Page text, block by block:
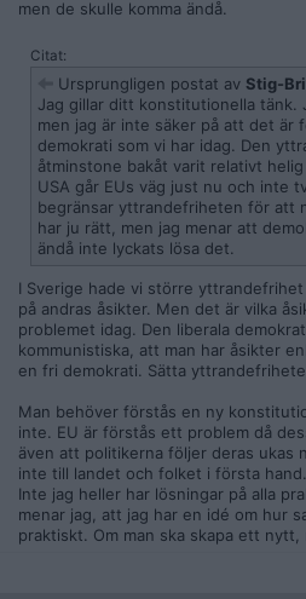
men de skulle komma ändå.
Citat:
Ursprungligen postat av Stig-
Jag gillar ditt konstitutionella tänk.
men jag är inte säker på att det är
demokrati som vi har idag. Den
åtminstone bakåt varit relativt helig
USA går EUs väg just nu och inte
begränsar yttrandefriheten för att
har ju rätt, men jag menar att
ändå inte lyckats lösa det.
I Sverige hade vi större
på andras åsikter. Men det är vilka
problemet idag. Den liberala
kommunistiska, att man har åsikter
en fri demokrati. Sätta
Man behöver förstås en ny
inte. EU är förstås ett problem då
även att politikerna följer deras ukas
inte till landet och folket i första hand.
Inte jag heller har lösningar på alla
menar jag, att jag har en idé om hur
praktiskt. Om man ska skapa ett nytt,